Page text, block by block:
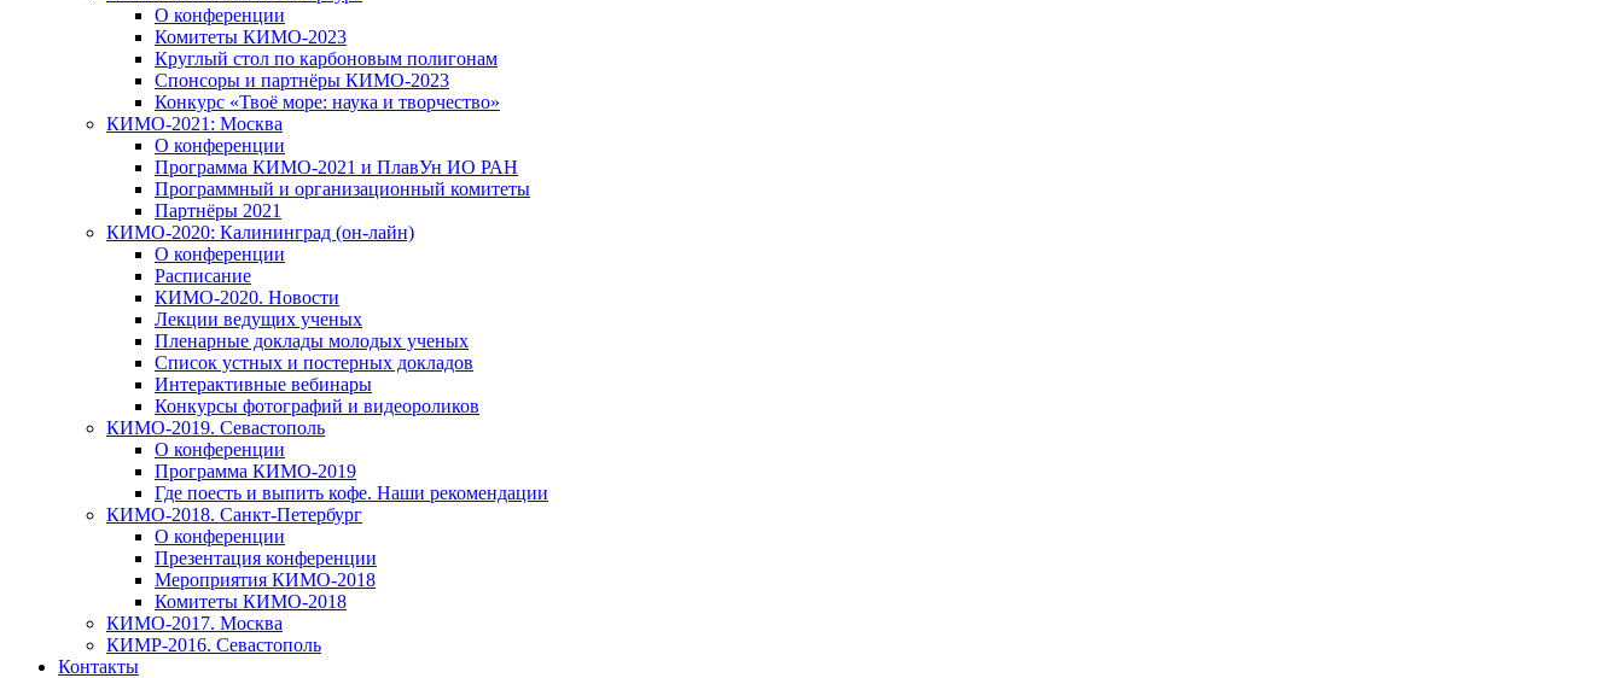
О конференции
Комитеты КИМО-2023
Круглый стол по карбоновым полигонам
Спонсоры и партнёры КИМО-2023
Конкурс «Твоё море: наука и творчество»
КИМО-2021: Москва
О конференции
Программа КИМО-2021 и ПлавУн ИО РАН
Программный и организационный комитеты
Партнёры 2021
КИМО-2020: Калининград (он-лайн)
О конференции
Расписание
КИМО-2020. Новости
Лекции ведущих ученых
Пленарные доклады молодых ученых
Список устных и постерных докладов
Интерактивные вебинары
Конкурсы фотографий и видеороликов
КИМО-2019. Севастополь
О конференции
Программа КИМО-2019
Где поесть и выпить кофе. Наши рекомендации
КИМО-2018. Санкт-Петербург
О конференции
Презентация конференции
Мероприятия КИМО-2018
Комитеты КИМО-2018
КИМО-2017. Москва
КИМР-2016. Севастополь
Контакты